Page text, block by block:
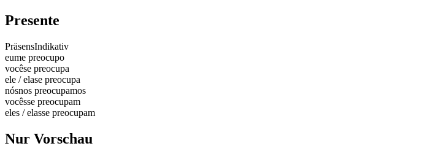
Presente
PräsensIndikativ
eume preocupo
vocêse preocupa
ele / elase preocupa
nósnos preocupamos
vocêsse preocupam
eles / elasse preocupam
Nur Vorschau